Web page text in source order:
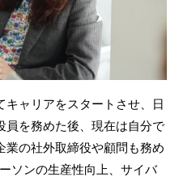
ャリアをスタートさせ、日
員を務めた後、現在は自分で
業の社外取締役や顧問も務め
ソンの生産性向上、サイバ